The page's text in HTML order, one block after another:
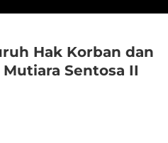
Hak Korban dan
Sentosa II